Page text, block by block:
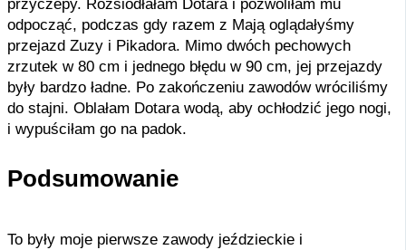
przyczepy. Rozsiodłałam Dotara i pozwoliłam mu
odpocząć, podczas gdy razem z Mają oglądałyśmy
przejazd Zuzy i Pikadora. Mimo dwóch pechowych
zrzutek w 80 cm i jednego błędu w 90 cm, jej przejazdy
były bardzo ładne. Po zakończeniu zawodów wróciliśmy
do stajni. Oblałam Dotara wodą, aby ochłodzić jego nogi,
i wypuściłam go na padok.
Podsumowanie
To były moje pierwsze zawody jeździeckie i